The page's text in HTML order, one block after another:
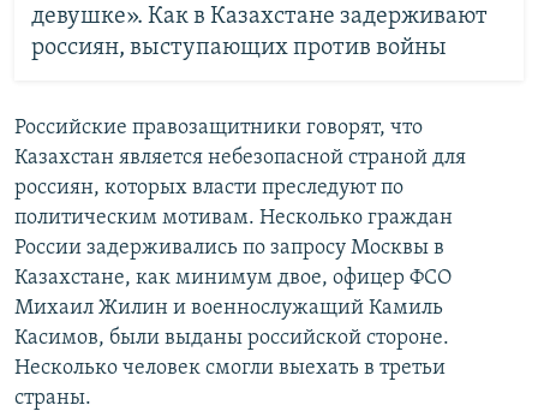
девушке». Как в Казахстане задерживают
россиян, выступающих против войны
Российские правозащитники говорят, что
Казахстан является небезопасной страной для
россиян, которых власти преследуют по
политическим мотивам. Несколько граждан
России задерживались по запросу Москвы в
Казахстане, как минимум двое, офицер ФСО
Михаил Жилин и военнослужащий Камиль
Касимов, были выданы российской стороне.
Несколько человек смогли выехать в третьи
страны.